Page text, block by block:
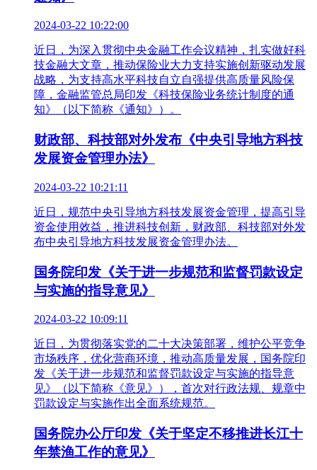
2024-03-22 10:22:00
近日，为深入贯彻中央金融工作会议精神，扎实做好科
技金融大文章，推动保险业大力支持实施创新驱动发展
战略，为支持高水平科技自立自强提供高质量风险保
障，金融监管总局印发《科技保险业务统计制度的通
知》（以下简称《通知》）。
财政部、科技部对外发布《中央引导地方科技
发展资金管理办法》
2024-03-22 10:21:11
近日，规范中央引导地方科技发展资金管理，提高引导
资金使用效益，推进科技创新，财政部、科技部对外发
布中央引导地方科技发展资金管理办法。
国务院印发《关于进一步规范和监督罚款设定
与实施的指导意见》
2024-03-22 10:09:11
近日，为贯彻落实党的二十大决策部署，维护公平竞争
市场秩序，优化营商环境，推动高质量发展，国务院印
发《关于进一步规范和监督罚款设定与实施的指导意
见》（以下简称《意见》），首次对行政法规、规章中
罚款设定与实施作出全面系统规范。
国务院办公厅印发《关于坚定不移推进长江十
年禁渔工作的意见》